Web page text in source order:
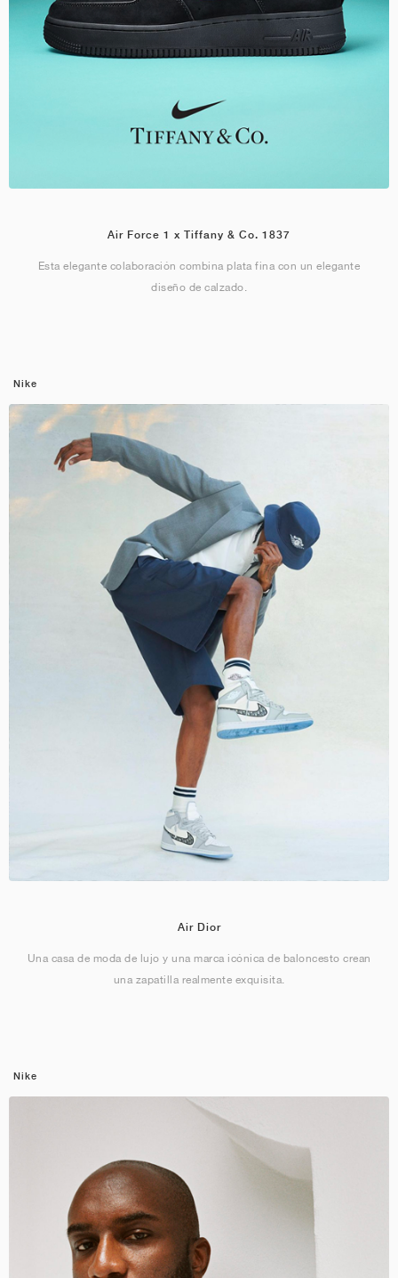
Air Force 1 x Tiffany & Co. 1837
Esta elegante colaboración combina plata fina con un elegante
diseño de calzado.
Nike
Air Dior
Una casa de moda de lujo y una marca icónica de baloncesto crean
una zapatilla realmente exquisita.
Nike